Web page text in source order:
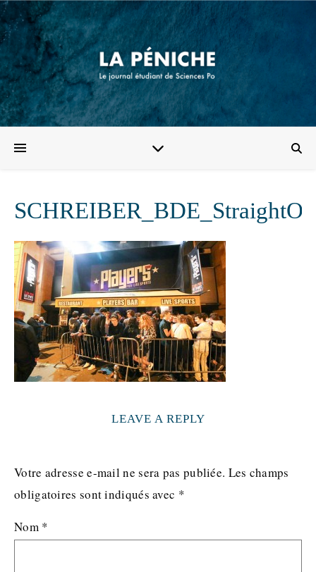
LEAVE A REPLY
Votre adresse e-mail ne sera pas publiée. Les champs
obligatoires sont indiqués avec *
Nom *